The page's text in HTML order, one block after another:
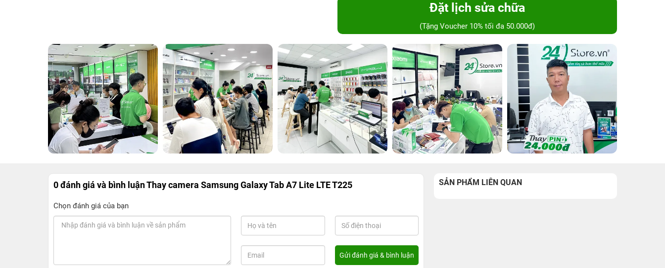
Đặt lịch sửa chữa
(Tặng Voucher 10% tối đa 50.000đ)
0 đánh giá và bình luậnThay camera Samsung Galaxy Tab A7 Lite LTE T225
Chọn đánh giá của bạn
SẢN PHẨM LIÊN QUAN